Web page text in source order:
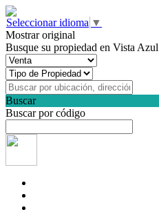
Seleccionar idioma ▼
Mostrar original
Busque su propiedad en Vista
Buscar
Buscar por código